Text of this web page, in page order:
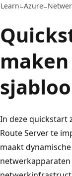
Learn Azure
In deze quickstart
Route Server te
maakt